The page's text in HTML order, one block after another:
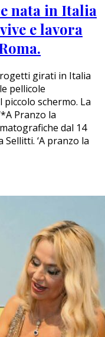
nata in Italia
e lavora
girati in Italia
pellicole
schermo. La
Pranzo la
dal 14
‘A pranzo la